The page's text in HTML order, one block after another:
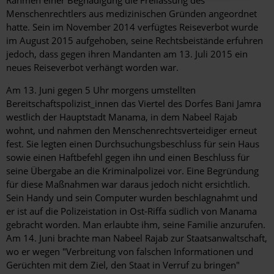
Menschenrechtlers aus medizinischen Gründen angeordnet
hatte. Sein im November 2014 verfügtes Reiseverbot wurde
im August 2015 aufgehoben, seine Rechtsbeistände erfuhren
jedoch, dass gegen ihren Mandanten am 13. Juli 2015 ein
neues Reiseverbot verhängt worden war.
Am 13. Juni gegen 5 Uhr morgens umstellten
Bereitschaftspolizist_innen das Viertel des Dorfes Bani Jamra
westlich der Hauptstadt Manama, in dem Nabeel Rajab
wohnt, und nahmen den Menschenrechtsverteidiger erneut
fest. Sie legten einen Durchsuchungsbeschluss für sein Haus
sowie einen Haftbefehl gegen ihn und einen Beschluss für
seine Übergabe an die Kriminalpolizei vor. Eine Begründung
für diese Maßnahmen war daraus jedoch nicht ersichtlich.
Sein Handy und sein Computer wurden beschlagnahmt und
er ist auf die Polizeistation in Ost-Riffa südlich von Manama
gebracht worden. Man erlaubte ihm, seine Familie anzurufen.
Am 14. Juni brachte man Nabeel Rajab zur Staatsanwaltschaft,
wo er wegen "Verbreitung von falschen Informationen und
Gerüchten mit dem Ziel, den Staat in Verruf zu bringen"